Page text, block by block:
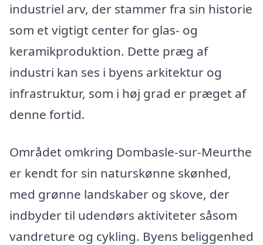
industriel arv, der stammer fra sin historie
som et vigtigt center for glas- og
keramikproduktion. Dette præg af
industri kan ses i byens arkitektur og
infrastruktur, som i høj grad er præget af
denne fortid.
Området omkring Dombasle-sur-Meurthe
er kendt for sin naturskønne skønhed,
med grønne landskaber og skove, der
indbyder til udendørs aktiviteter såsom
vandreture og cykling. Byens beliggenhed